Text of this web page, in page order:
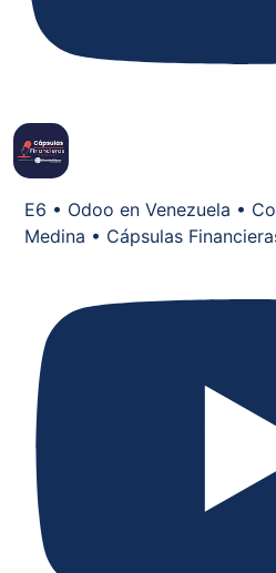
E6 • Odoo en Venezuela •
Medina • Cápsulas